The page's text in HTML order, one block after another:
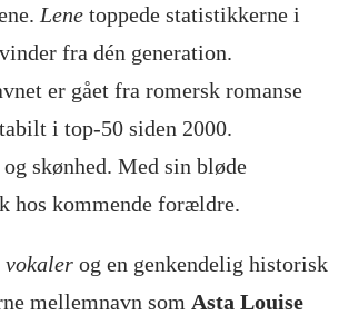
Lene toppede statistikkerne i
fra dén generation.
er gået fra romersk romanse
i top-50 siden 2000.
skønhed. Med sin bløde
hos kommende forældre.
vokaler og en genkendelig historisk
mellemnavn som Asta Louise